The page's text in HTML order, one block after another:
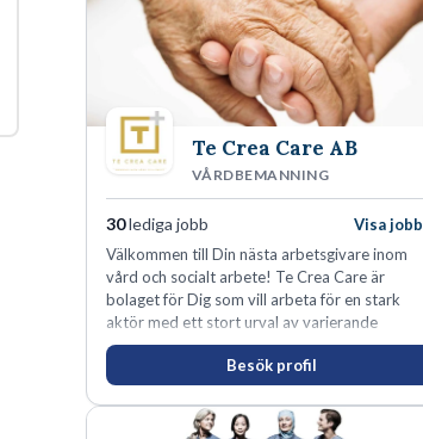
Te Crea Care AB
VÅRDBEMANNING
30lediga jobb
Visa jobb
Välkommen till Din nästa arbetsgivare inom
vård och socialt arbete! Te Crea Care är
bolaget för Dig som vill arbeta för en stark
aktör med ett stort urval av varierande
uppdrag i hela Sverige både inom den privata
som offentliga sektorn.Besök profil